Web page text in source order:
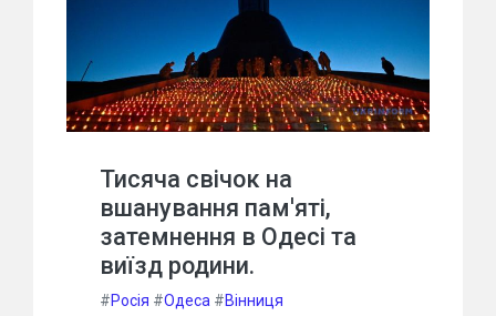
Тисяча свічок на
вшанування пам'яті,
затемнення в Одесі та
виїзд родини.
#Росія #Одеса #Вінниця